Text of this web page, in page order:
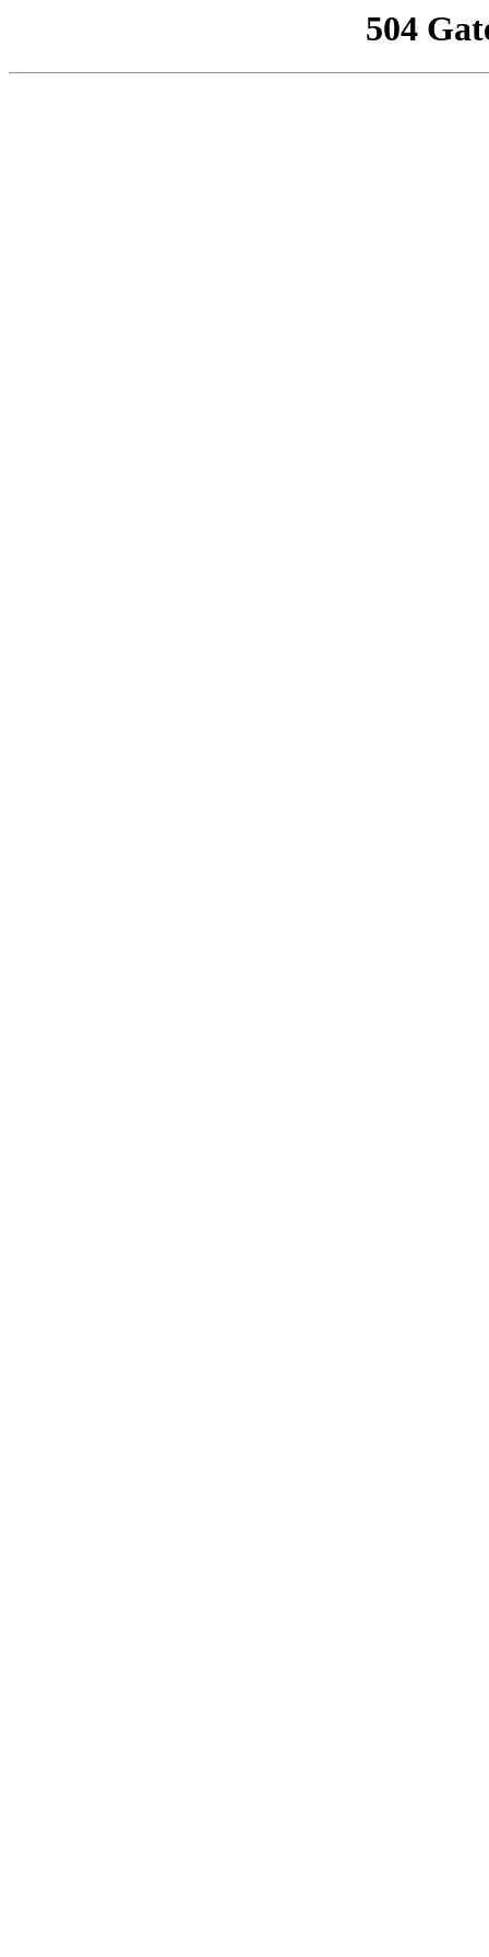
504